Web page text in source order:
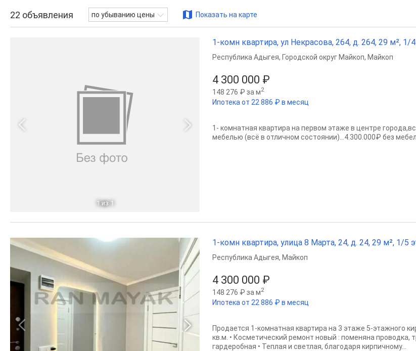
22 объявления по убыванию цены Показать на карте
1 из 1
1-комн квартира, ул Некрасова, 264, д. 264, 29 м², 1/4
4 300 000 ₽
148 276 ₽ за м2
Ипотека от 22 886 ₽ в месяц
Республика Адыгея, Городской округ Майкоп, Майкоп
1- комнатная квартира на первом этаже в центре
мебелью (всё в отличном состоянии)...4.300.000₽ без
1-комн квартира, улица 8 Марта, 24, д. 24, 29 м², 1/5
4 300 000 ₽
148 276 ₽ за м2
Ипотека от 22 886 ₽ в месяц
Республика Адыгея, Майкоп
Продается 1-комнатная квартира на 3 этаже 5-этажного
кв.м. • Косметический ремонт новый : поменяна проводка,
гардеробная • Теплая и светлая, благодаря кирпичному...